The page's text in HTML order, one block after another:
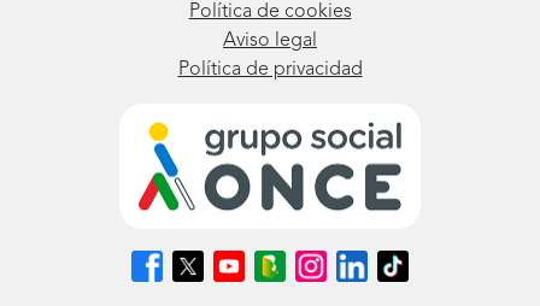
Política de cookies
Aviso legal
Política de privacidad
Síguenos
en
Síguenos
en
Síguenos
en
Síguenos
en
Síguenos
en
Síguenos
en
Síguenos
en